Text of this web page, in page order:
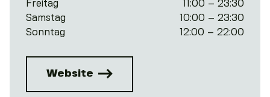
Freitag
11:00 – 23:30
Samstag
10:00 – 23:30
Sonntag
12:00 – 22:00
Website